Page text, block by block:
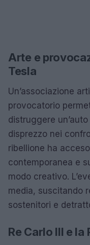
Arte e
Tesla
Un’associazione
provocatorio
distruggere
disprezzo nei
ribellione ha
contemporanea e
modo creativo.
media, suscitando
sostenitori e
Re Carlo III e